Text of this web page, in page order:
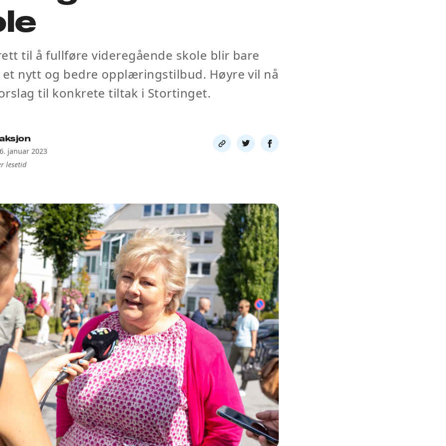
til å fullføre videregående skole blir bare
nytt og bedre opplæringstilbud. Høyre vil nå
til konkrete tiltak i Stortinget.
januar 2023
lesetid
Del
link
Del
på
Del
på